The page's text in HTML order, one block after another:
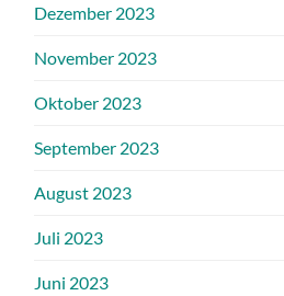
Dezember 2023
November 2023
Oktober 2023
September 2023
August 2023
Juli 2023
Juni 2023